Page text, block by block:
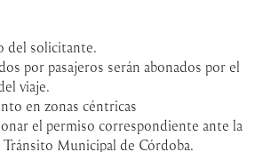
del solicitante.
por pasajeros serán abonados por el
viaje.
en zonas céntricas
el permiso correspondiente ante la
Municipal de Córdoba.